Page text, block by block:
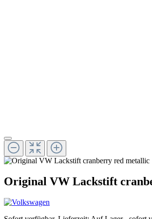
Original VW Lackstift